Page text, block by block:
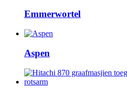
Emmerwortel
Aspen